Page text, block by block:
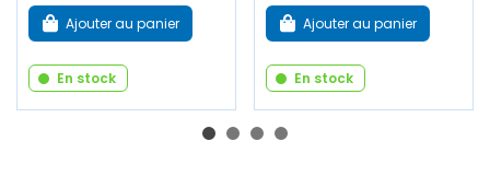
Ajouter au panier
En stock
Ajouter au panier
En stock